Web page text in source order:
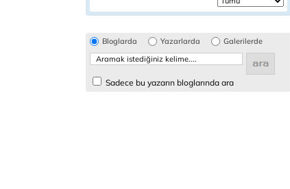
Bloglarda Yazarlarda Galerilerde
Sadece bu yazarın bloglarında ara